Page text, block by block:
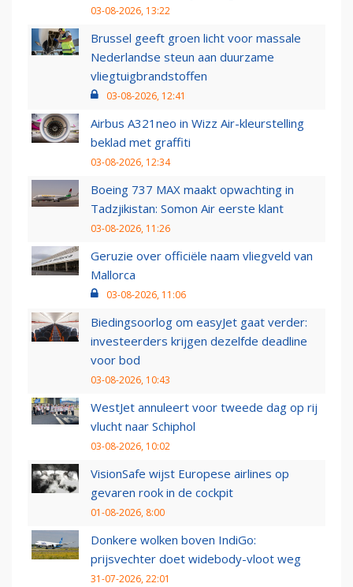
03-08-2026, 13:22
Brussel geeft groen licht voor massale
Nederlandse steun aan duurzame
vliegtuigbrandstoffen
03-08-2026, 12:41
Airbus A321neo in Wizz Air-kleurstelling
beklad met graffiti
03-08-2026, 12:34
Boeing 737 MAX maakt opwachting in
Tadzjikistan: Somon Air eerste klant
03-08-2026, 11:26
Geruzie over officiële naam vliegveld van
Mallorca
03-08-2026, 11:06
Biedingsoorlog om easyJet gaat verder:
investeerders krijgen dezelfde deadline
voor bod
03-08-2026, 10:43
WestJet annuleert voor tweede dag op rij
vlucht naar Schiphol
03-08-2026, 10:02
VisionSafe wijst Europese airlines op
gevaren rook in de cockpit
01-08-2026, 8:00
Donkere wolken boven IndiGo:
prijsvechter doet widebody-vloot weg
31-07-2026, 22:01